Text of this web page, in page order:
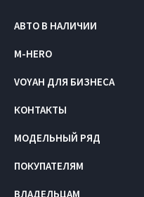
АВТО В НАЛИЧИИ
M-HERO
VOYAH ДЛЯ БИЗНЕСА
КОНТАКТЫ
МОДЕЛЬНЫЙ РЯД
ПОКУПАТЕЛЯМ
ВЛАДЕЛЬЦАМ